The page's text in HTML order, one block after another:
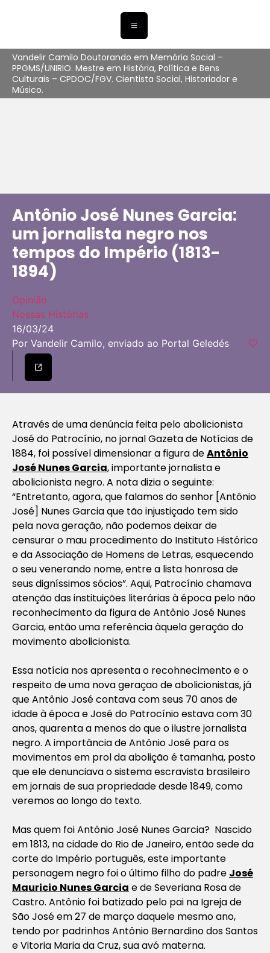
Vandelir Camilo Doutorando em Memória Social –
PPGMS/UNIRIO. Mestre em História, Política e Bens
Culturais – CPDOC/FGV. Cientista Social, Historiador e
Músico.
Antônio José Nunes Garcia:
um jornalista negro nos
tempos do Império (1813-
1894)
Opinião
Nossas Histórias
16/03/24
Por Vandelir Camilo, enviado ao Portal Geledés
Através de uma denúncia feita pelo abolicionista
José do Patrocínio, no jornalGazeta de Notíciasde
1884, foi possível dimensionar a figura deAntônio
José Nunes Garcia, importante jornalista e
abolicionista negro. A nota dizia o seguinte:
“Entretanto, agora, que falamos do senhor [Antônio
José] Nunes Garcia que tão injustiçado tem sido
pela nova geração, não podemos deixar de
censurar o mau procedimento do Instituto Histórico
e da Associação de Homens de Letras, esquecendo
o seu venerando nome, entre a lista honrosa de
seus digníssimos sócios”. Aqui, Patrocínio chamava
atenção das instituições literárias à época pelo não
reconhecimento da figura de Antônio José Nunes
Garcia, então uma referência àquela geração do
movimento abolicionista.
Essa notícia nos apresenta o recohnecimento e o
respeito de uma nova geraçao de abolicionistas, já
que Antônio José contava com seus 70 anos de
idade à época e José do Patrocínio estava com 30
anos, quarenta a menos do que o ilustre jornalista
negro. A importância de Antônio José para os
movimentos em prol da abolição é tamanha, posto
que ele denunciava o sistema escravista brasileiro
em jornais de sua propriedade desde 1849, como
veremos ao longo do texto.
Mas quem foi Antônio José Nunes Garcia? Nascido
em 1813, na cidade do Rio de Janeiro, então sede da
corte do Império português, este importante
personagem negro foi o último filho do padre José
Mauricio Nunes Garcia e de Severiana Rosa de
Castro. Antônio foi batizado pelo pai na Igreja de
São José em 27 de março daquele mesmo ano,
tendo por padrinhos Antônio Bernardino dos Santos
e Vitoria Maria da Cruz, sua avó materna.